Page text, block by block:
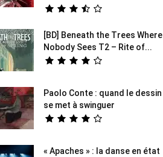
[BD] Beneath the Trees Where
Nobody Sees T2 – Rite of...
Paolo Conte : quand le dessin
se met à swinguer
« Apaches » : la danse en état